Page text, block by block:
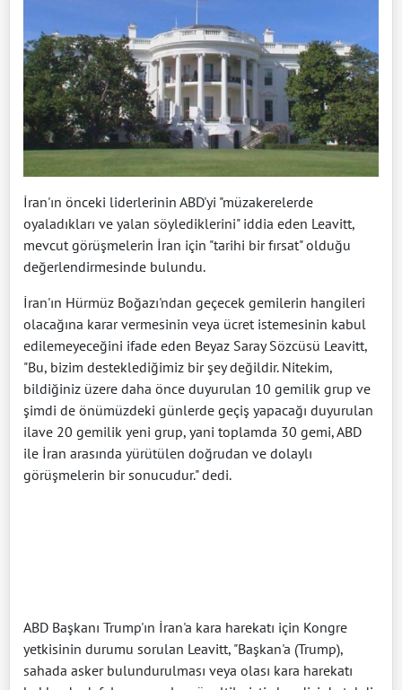
İran'ın önceki liderlerinin ABD'yi "müzakerelerde
oyaladıkları ve yalan söylediklerini" iddia eden Leavitt,
mevcut görüşmelerin İran için "tarihi bir fırsat" olduğu
değerlendirmesinde bulundu.
İran'ın Hürmüz Boğazı'ndan geçecek gemilerin hangileri
olacağına karar vermesinin veya ücret istemesinin kabul
edilemeyeceğini ifade eden Beyaz Saray Sözcüsü Leavitt,
"Bu, bizim desteklediğimiz bir şey değildir. Nitekim,
bildiğiniz üzere daha önce duyurulan 10 gemilik grup ve
şimdi de önümüzdeki günlerde geçiş yapacağı duyurulan
ilave 20 gemilik yeni grup, yani toplamda 30 gemi, ABD
ile İran arasında yürütülen doğrudan ve dolaylı
görüşmelerin bir sonucudur." dedi.
ABD Başkanı Trump'ın İran'a kara harekatı için Kongre
yetkisinin durumu sorulan Leavitt, "Başkan'a (Trump),
sahada asker bulundurulması veya olası kara harekatı